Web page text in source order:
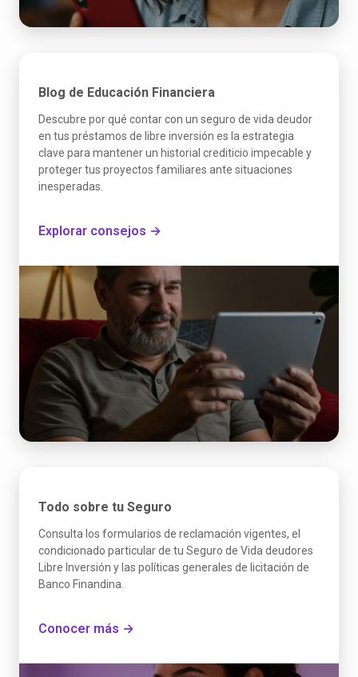
Blog de Educación Financiera
Descubre por qué contar con un seguro de vida deudor
en tus préstamos de libre inversión es la estrategia
clave para mantener un historial crediticio impecable y
proteger tus proyectos familiares ante situaciones
inesperadas.
Explorar consejos →
Todo sobre tu Seguro
Consulta los formularios de reclamación vigentes, el
condicionado particular de tu Seguro de Vida deudores
Libre Inversión y las políticas generales de licitación de
Banco Finandina.
Conocer más →